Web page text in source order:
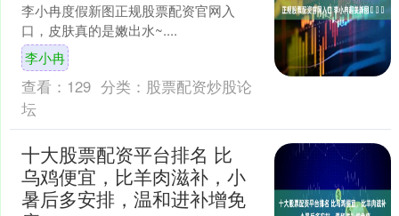
李小冉度假新图正规股票配资官网入
口，皮肤真的是嫩出水~....
李小冉
查看： 129 分类： 股票配资炒股论
坛
十大股票配资平台排名 比
乌鸡便宜，比羊肉滋补，小
暑后多安排，温和进补增免